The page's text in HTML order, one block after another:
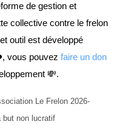
de gestion et
collective contre le frelon
outil est développé
vous pouvez faire un don
💸.
Le Frelon 2026-
but non lucratif